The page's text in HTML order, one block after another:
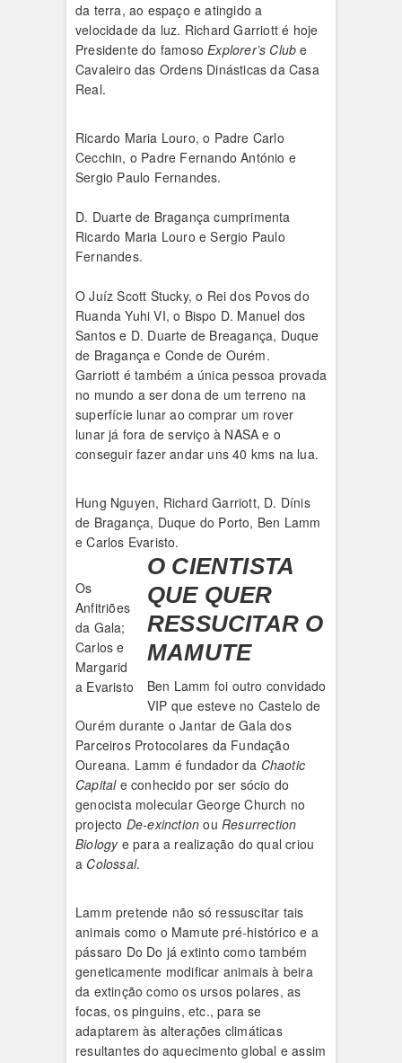
da terra, ao espaço e atingido a
velocidade da luz. Richard Garriott é hoje
Presidente do famosoExplorer’s Clube
Cavaleiro das Ordens Dinásticas da Casa
Real.
Ricardo Maria Louro, o Padre Carlo
Cecchin, o Padre Fernando António e
Sergio Paulo Fernandes.
D. Duarte de Bragança cumprimenta
Ricardo Maria Louro e Sergio Paulo
Fernandes.
O Juíz Scott Stucky, o Rei dos Povos do
Ruanda Yuhi VI, o Bispo D. Manuel dos
Santos e D. Duarte de Breagança, Duque
de Bragança e Conde de Ourém.
Garriott é também a única pessoa provada
no mundo a ser dona de um terreno na
superfície lunar ao comprar um rover
lunar já fora de serviço à NASA e o
conseguir fazer andar uns 40 kms na lua.
Hung Nguyen, Richard Garriott, D. Dínis
de Bragança, Duque do Porto, Ben Lamm
e Carlos Evaristo.
Os
Anfitriões
da Gala;
Carlos e
Margarid
a Evaristo
O CIENTISTA
QUE QUER
RESSUCITAR O
MAMUTE
Ben Lamm foi outro convidado
VIP que esteve no Castelo de
Ourém durante o Jantar de Gala dos
Parceiros Protocolares da Fundação
Oureana. Lamm é fundador da Chaotic
Capitale conhecido por ser sócio do
genocista molecular George Church no
projecto De-exinction ou Resurrection
Biologye para a realização do qual criou
a Colossal.
Lamm pretende não só ressuscitar tais
animais como o Mamute pré-histórico e a
pássaro Do Do já extinto como também
geneticamente modificar animais à beira
da extinção como os ursos polares, as
focas, os pinguins, etc., para se
adaptarem às alterações climáticas
resultantes do aquecimento global e assim